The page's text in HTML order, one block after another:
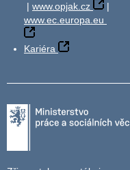
| www.opjak.cz
|
www.ec.europa.eu
Kariéra